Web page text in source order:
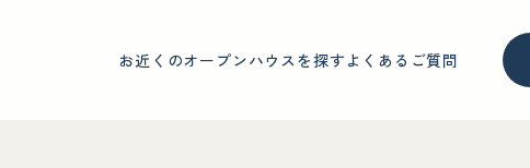
お近くのオープンハウスを探すよくあるご質問